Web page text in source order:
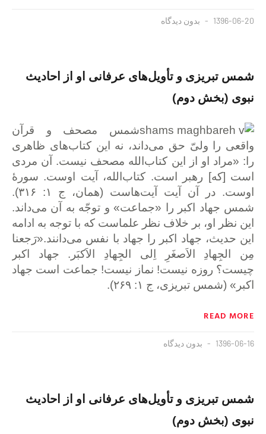
1396-06-20 بدون دیدگاه
شمس تبریزی و تأویل‌های عرفانی او از احادیث
نبوی (بخش دوم)
شمس مصحف و قرآن
واقعی را ولیّ حق می‌داند، نه این کتاب‌های ظاهری
را: «مراد او از این کتاب‌الله مصحف نیست. آن مردی‌
است [که] رهبر است. کتاب‌الله، آیت اوست. سورهٔ
اوست. در آن آیت آیت‌هاست (همان، ج ۱: ۳۱۶).
شمس جهاد اکبر را «جماعت» و توجّه به آن می‌داند.
این نظر او، بر خلاف نظر علماست که با توجه به ادامه
این حدیث، جهاد اکبر را جهاد با نفس می‌دانند.«رَجعنا
مِن الجِهادِ الاَصغَرِ اِلی الجِهادِ الاَکبَر. جهاد اکبر
چیست؟ روزه نیست! نماز نیست! جماعت است جهاد
اکبر» (شمس تبریزی، ج ۱: ۲۶۹).
READ MORE
1396-06-16 بدون دیدگاه
شمس تبریزی و تأویل‌های عرفانی او از احادیث
نبوی (بخش دوم)